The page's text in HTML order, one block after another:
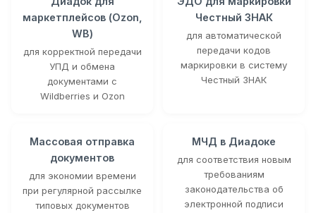
маркетплейсов (Ozon,
WB)
для корректной передачи
УПД и обмена
документами с
Wildberries и Ozon
Честный ЗНАК
для автоматической
передачи кодов
маркировки в систему
Честный ЗНАК
Массовая отправка
документов
для экономии времени
при регулярной рассылке
типовых документов
МЧД в Диадоке
для соответствия новым
требованиям
законодательства об
электронной подписи